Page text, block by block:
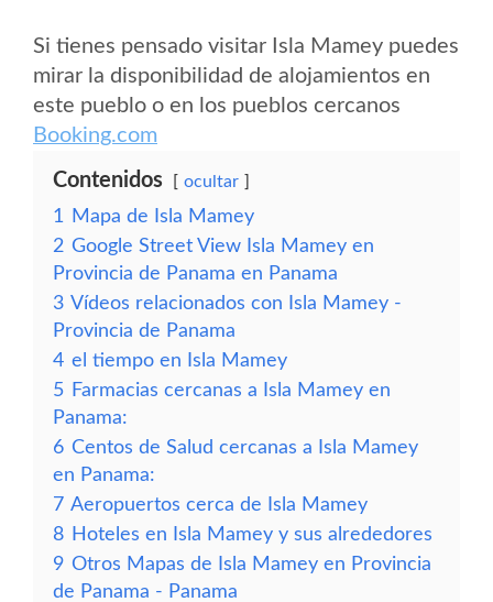
Si tienes pensado visitar Isla Mamey puedes
mirar la disponibilidad de alojamientos en
este pueblo o en los pueblos cercanos
Booking.com
Contenidos ocultar
1
Mapa de Isla Mamey
2 Google Street View Isla Mamey en
Provincia de Panama en Panama
3 Vídeos relacionados con Isla Mamey -
Provincia de Panama
4 el tiempo en Isla Mamey
5 Farmacias cercanas a Isla Mamey en
Panama:
6 Centos de Salud cercanas a Isla Mamey
en Panama:
7 Aeropuertos cerca de Isla Mamey
8 Hoteles en Isla Mamey y sus alrededores
9 Otros Mapas de Isla Mamey en Provincia
de Panama - Panama